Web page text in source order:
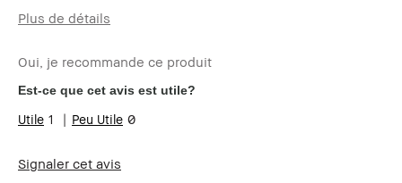
Plus de détails
Oui, je recommande ce produit
Est-ce que cet avis est utile?
1 0
Signaler cet avis